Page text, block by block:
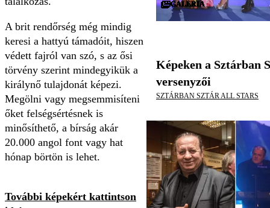
A brit rendőrség még mindig
keresi a hattyú támadóit, hiszen
védett fajról van szó, s az ősi
törvény szerint mindegyikük a
királynő tulajdonát képezi.
Megölni vagy megsemmisíteni
őket felségsértésnek is
minősíthető, a bírság akár
20.000 angol font vagy hat
hónap börtön is lehet.
További képekért kattintson
GALÉRIA
GALÉRIA
GALÉRIA
GALÉRIA
GALÉRIA
GALÉRIA
GALÉRIA
GALÉRIA
GALÉRIA
GALÉRIA
GALÉRIA
GALÉRIA
GALÉRIA
GALÉRIA
GALÉRIA
GALÉRIA
GALÉRIA
GALÉRIA
GALÉRIA
GALÉRIA
GALÉRIA
GALÉRIA
GALÉRIA
GALÉRIA
GALÉRIA
GALÉRIA
GALÉRIA
GALÉRIA
GALÉRIA
GALÉRIA
Képeken a Sztárban
versenyzői
SZTÁRBAN SZTÁR ALL STARS